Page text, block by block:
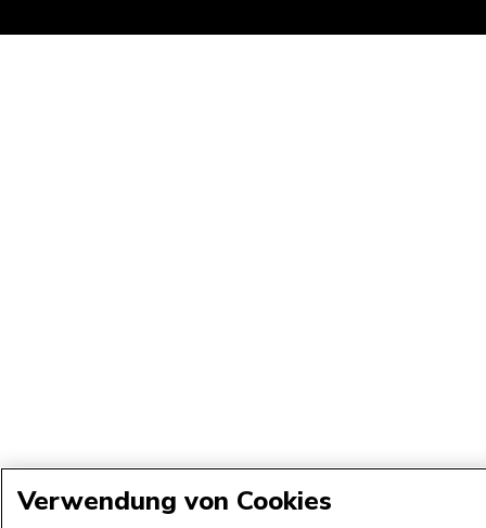
Verwendung von Cookies